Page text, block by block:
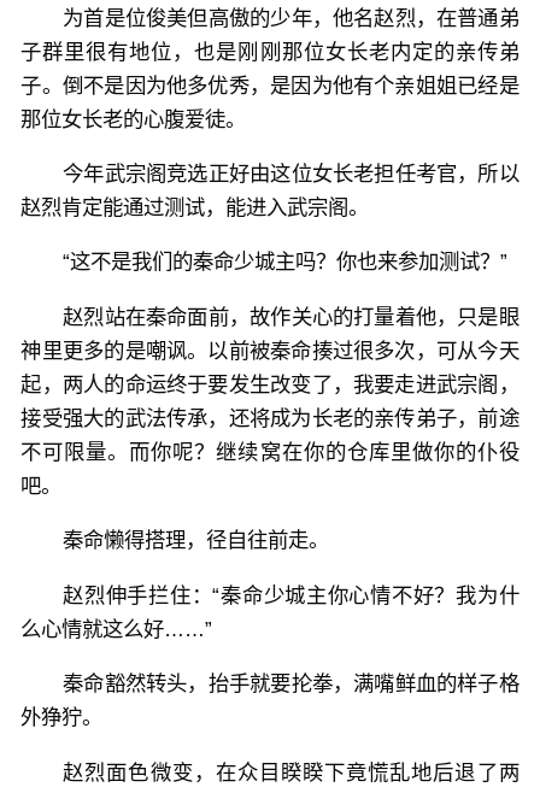
为首是位俊美但高傲的少年，他名赵烈，在普通弟
子群里很有地位，也是刚刚那位女长老内定的亲传弟
子。倒不是因为他多优秀，是因为他有个亲姐姐已经是
那位女长老的心腹爱徒。
今年武宗阁竞选正好由这位女长老担任考官，所以
赵烈肯定能通过测试，能进入武宗阁。
“这不是我们的秦命少城主吗？你也来参加测试？”
赵烈站在秦命面前，故作关心的打量着他，只是眼
神里更多的是嘲讽。以前被秦命揍过很多次，可从今天
起，两人的命运终于要发生改变了，我要走进武宗阁，
接受强大的武法传承，还将成为长老的亲传弟子，前途
不可限量。而你呢？继续窝在你的仓库里做你的仆役
吧。
秦命懒得搭理，径自往前走。
赵烈伸手拦住：“秦命少城主你心情不好？我为什
么心情就这么好……”
秦命豁然转头，抬手就要抡拳，满嘴鲜血的样子格
外狰狞。
赵烈面色微变，在众目睽睽下竟慌乱地后退了两